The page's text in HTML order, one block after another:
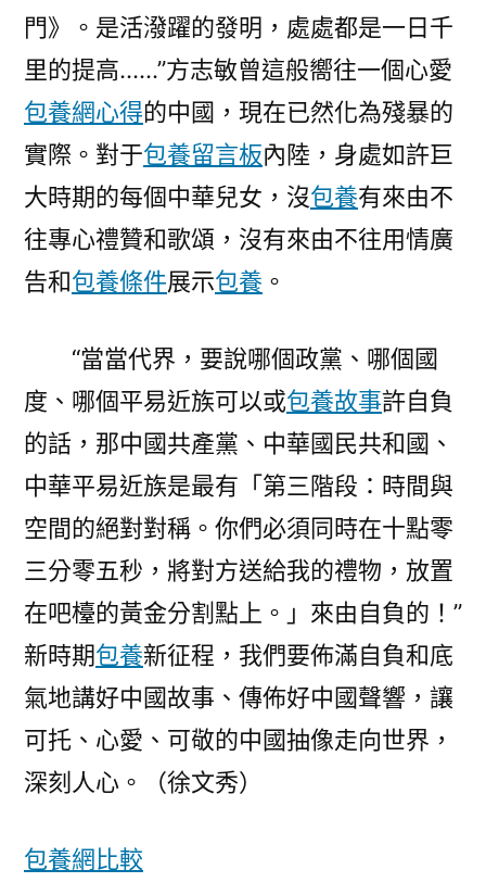
門》。是活潑躍的發明，處處都是一日千
里的提高……”方志敏曾這般嚮往一個心愛
包養網心得的中國，現在已然化為殘暴的
實際。對于包養留言板內陸，身處如許巨
大時期的每個中華兒女，沒包養有來由不
往專心禮贊和歌頌，沒有來由不往用情廣
告和包養條件展示包養 。
“當當代界，要說哪個政黨、哪個國
度、哪個平易近族可以或包養故事許自負
的話，那中國共產黨、中華國民共和國、
中華平易近族是最有「第三階段：時間與
空間的絕對對稱。你們必須同時在十點零
三分零五秒，將對方送給我的禮物，放置
在吧檯的黃金分割點上。」來由自負的！”
新時期包養新征程，我們要佈滿自負和底
氣地講好中國故事、傳佈好中國聲響，讓
可托、心愛、可敬的中國抽像走向世界，
深刻人心。（徐文秀）
包養網比較